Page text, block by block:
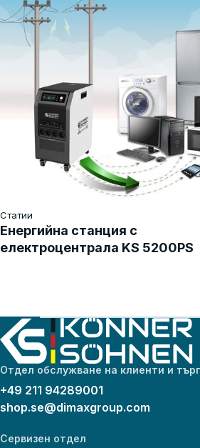
Статии
Енергийна станция с
електроцентрала KS 5200PS
Отдел обслужване на клиенти и
+49 211 94289001
shop.se@dimaxgroup.com
Сервизен отдел